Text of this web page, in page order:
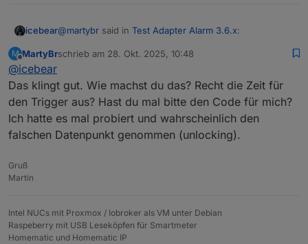
icebear@martybr said in Test Adapter Alarm 3.6.x:
dann sollte die Unscharf-Schaltung ohne
Verzögerung kommen.
Das kommt darauf an was du genau möchtest, ich hab
das bei mir auch überlegt so zu machen, das wenn ich
die Haustür öffne der Alarm 'Unscharf' verzögert wird
und ich erst nach öffnen der Tür zum Panel gehe um
den unscharf zuschalten, dann hab ich mir aber
'Unscharf' zu schalten?
Deshalb hab ich mich dann doch dazu entschieden,
das ganze so zu regeln, das wenn mein NUKI die
M
Offline
MartyBrschrieb am 28. Okt. 2025, 10:48
zuletzt editiert von
@icebear
Das klingt gut. Wie machst du das? Recht die Zeit für
den Trigger aus? Hast du mal bitte den Code für mich?
Ich hatte es mal probiert und wahrscheinlich den
falschen Datenpunkt genommen (unlocking).
Gruß
Martin
Intel NUCs mit Proxmox / Iobroker als VM unter Debian
Raspeberry mit USB Leseköpfen für Smartmeter
Homematic und Homematic IP